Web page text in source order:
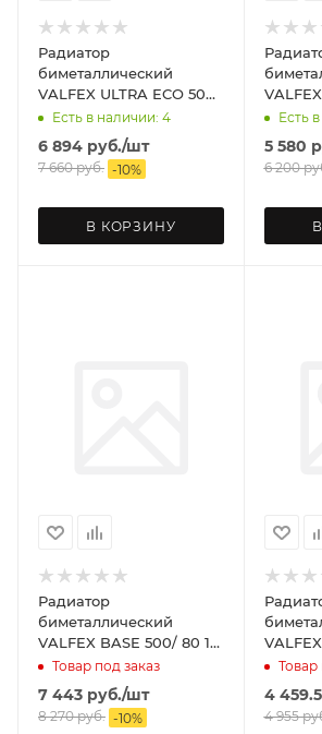
Радиатор
биметаллический
VALFEX ULTRA ECO 500/
100 10 секц.
Есть в наличии: 4
6 894 руб./шт
7 660руб. -10%
В КОРЗИНУ
VALFEX
секц.
Есть
5 580
6 200
Радиатор
биметаллический
VALFEX BASE 500/ 80 12
секц.
Товар под заказ
7 443 руб./шт
8 270руб. -10%
VALFEX
секц.
Товар
4
4 955